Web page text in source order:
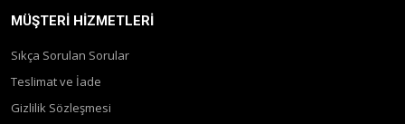
MÜŞTERI HIZMETLERI
Sıkça Sorulan Sorular
Teslimat ve İade
Gizlilik Sözleşmesi